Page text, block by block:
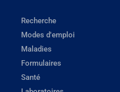
Recherche
Modes d'emploi
Maladies
Formulaires
Santé